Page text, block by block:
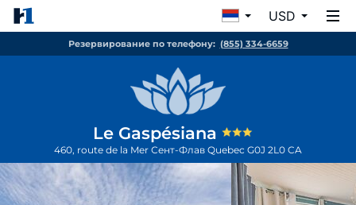
USD
Резервирование по телефону: (855) 334-6659
Le Gaspésiana
460, route de la Mer Сент-Флав Quebec G0J 2L0 CA